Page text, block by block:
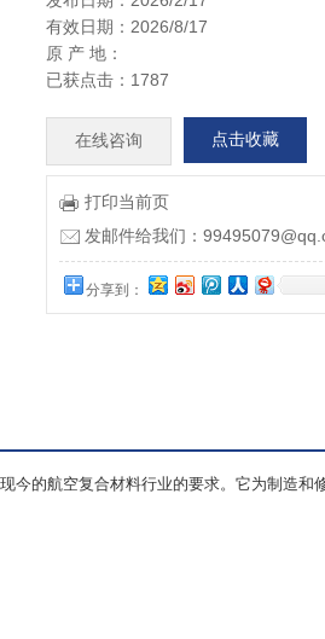
有效日期：2026/8/17
原 产 地：
已获点击：1787
在线咨询 点击收藏
打印当前页
发邮件给我们：
分享到：
今的航空复合材料行业的要求。它为制造和